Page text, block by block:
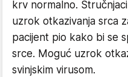
krv normalno.
uzrok otkazivanja srca
pacijent pio kako bi se
srce. Moguć uzrok
svinjskim virusom.